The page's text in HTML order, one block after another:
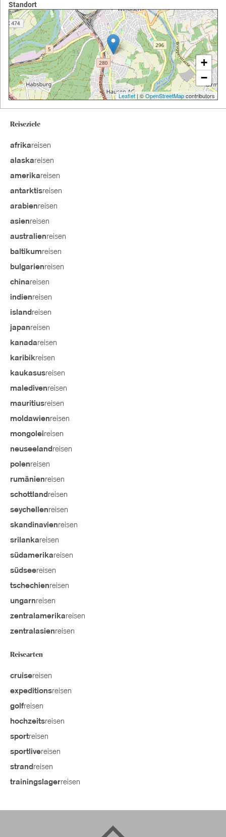
Standort
+
−
Leaflet| ©OpenStreetMapcontributors
Reiseziele
afrikareisen
alaskareisen
amerikareisen
antarktisreisen
arabienreisen
asienreisen
australienreisen
baltikumreisen
bulgarienreisen
chinareisen
indienreisen
island reisen
japanreisen
kanadareisen
karibikreisen
kaukasusreisen
maledivenreisen
mauritiusreisen
moldawienreisen
mongoleireisen
neuseeland reisen
polenreisen
rumänienreisen
schottland reisen
seychellenreisen
skandinavienreisen
srilankareisen
südamerikareisen
südseereisen
tschechienreisen
ungarnreisen
zentralamerikareisen
zentralasienreisen
Reisearten
cruisereisen
expeditionsreisen
golfreisen
hochzeitsreisen
sportreisen
sportlivereisen
strand reisen
trainingslagerreisen